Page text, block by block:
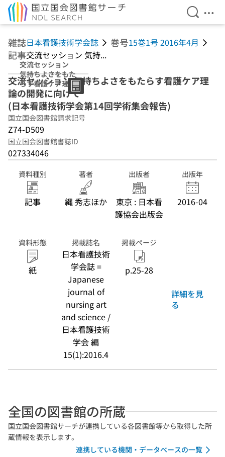
検索を
メ
雑誌日本看護技術学会誌 巻号15巻1号 2016年4月
記事交流セッション 気持...
交流セッション
気持ちよさをもた
らす看護ケア理論
の開発に向けて
(日本看護技術学
会第14回学術集会
報告)
交流セッション 気持ちよさをもたらす看護ケア理
論の開発に向けて
(日本看護技術学会第14回学術集会報告)
国立国会図書館請求記号
Z74-D509
国立国会図書館書誌ID
027334046
資料種別
記事
著者
縄 秀志ほか
出版者
東京 : 日本看
護協会出版会
出版年
2016-04
資料形態
紙
掲載誌名
日本看護技術
学会誌 =
Japanese
journal of
nursing art
and science /
日本看護技術
学会 編
15(1):2016.4
掲載ページ
p.25-28
詳細を見
る
全国の図書館の所蔵
国立国会図書館サーチが連携している各図書館等から取得した所
蔵情報を表示します。
連携している機関・データベースの一覧